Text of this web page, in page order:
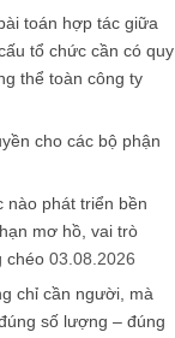
toán hợp tác giữa
tổ chức cần có quy
thể toàn công ty
cho các bộ phận
nào phát triển bền
mơ hồ, vai trò
chéo 03.08.2026
chỉ cần người, mà
số lượng – đúng